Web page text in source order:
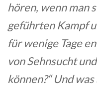
hören, wenn man
geführten Kampf
für wenige Tage
von Sehnsucht
können?“ Und